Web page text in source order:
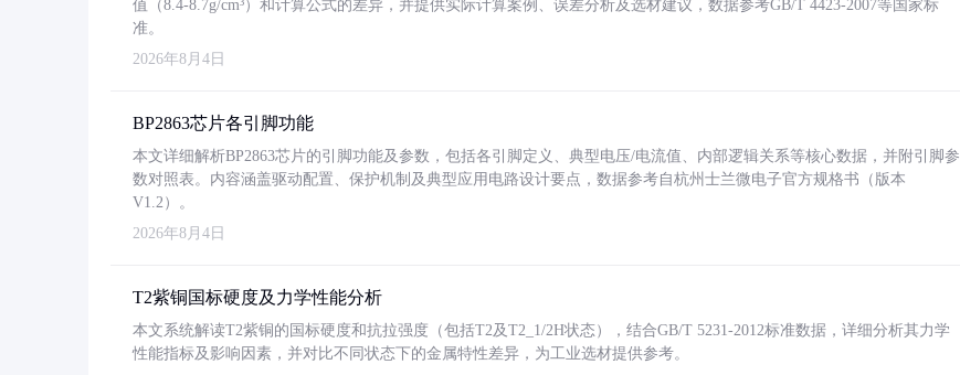
值（8.4-8.7g/cm³）和计算公式的差异，并提供实际计算案例、误差分析及选材建议，数据参考GB/T 4423-2007等国家标
准。
2026年8月4日
BP2863芯片各引脚功能
本文详细解析BP2863芯片的引脚功能及参数，包括各引脚定义、典型电压/电流值、内部逻辑关系等核心数据，并附引脚参
数对照表。内容涵盖驱动配置、保护机制及典型应用电路设计要点，数据参考自杭州士兰微电子官方规格书（版本
V1.2）。
2026年8月4日
T2紫铜国标硬度及力学性能分析
本文系统解读T2紫铜的国标硬度和抗拉强度（包括T2及T2_1/2H状态），结合GB/T 5231-2012标准数据，详细分析其力学
性能指标及影响因素，并对比不同状态下的金属特性差异，为工业选材提供参考。